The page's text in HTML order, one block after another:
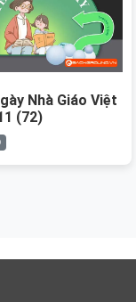
Nhà Giáo Việt
(72)